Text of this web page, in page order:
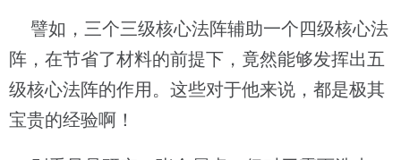
譬如，三个三级核心法阵辅助一个四级核心法
阵，在节省了材料的前提下，竟然能够发挥出五
级核心法阵的作用。这些对于他来说，都是极其
宝贵的经验啊！